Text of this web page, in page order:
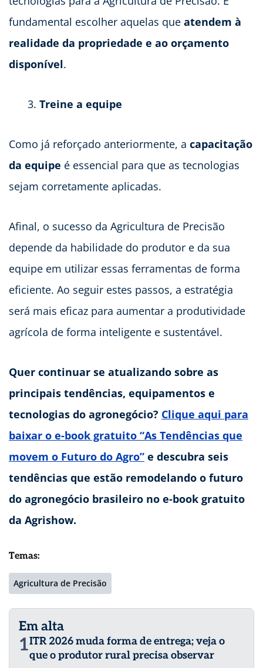
fundamental escolher aquelas que atendem à
realidade da propriedade e ao orçamento
disponível.
Treine a equipe
Como já reforçado anteriormente, a capacitação
da equipe é essencial para que as tecnologias
sejam corretamente aplicadas.
Afinal, o sucesso da Agricultura de Precisão
depende da habilidade do produtor e da sua
equipe em utilizar essas ferramentas de forma
eficiente. Ao seguir estes passos, a estratégia
será mais eficaz para aumentar a produtividade
agrícola de forma inteligente e sustentável.
Quer continuar se atualizando sobre as
principais tendências, equipamentos e
tecnologias do agronegócio? Clique aqui para
baixar o e-book gratuito “As Tendências que
movem o Futuro do Agro” e descubra seis
tendências que estão remodelando o futuro
do agronegócio brasileiro no e-book gratuito
da Agrishow.
Temas:
Agricultura de Precisão
Em alta
1ITR 2026 muda forma de entrega; veja o
que o produtor rural precisa observar